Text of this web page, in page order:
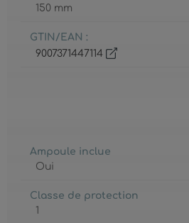
150 mm
GTIN/EAN :
9007371447114
Ampoule inclue
Oui
Classe de protection
1